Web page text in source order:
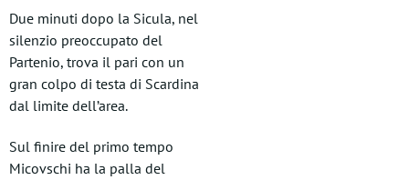
Due minuti dopo la Sicula, nel
silenzio preoccupato del
Partenio, trova il pari con un
gran colpo di testa di Scardina
dal limite dell’area.
Sul finire del primo tempo
Micovschi ha la palla del